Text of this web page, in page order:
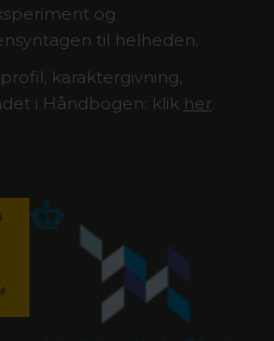
og
til helheden.
karaktergivning,
i Håndbogen: klik her.